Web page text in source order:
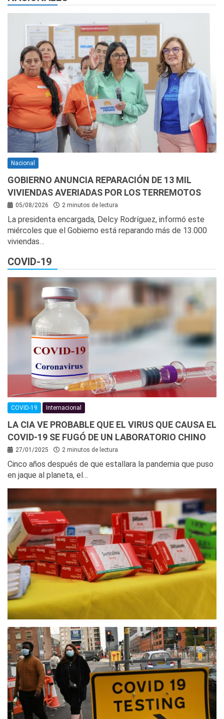
Nacional
GOBIERNO ANUNCIA REPARACIÓN DE 13 MIL
VIVIENDAS AVERIADAS POR LOS TERREMOTOS
05/08/2026 2 minutos de lectura
La presidenta encargada, Delcy Rodríguez, informó este
miércoles que el Gobierno está reparando más de 13.000
viviendas…
COVID-19
COVID-19 Internacional
LA CIA VE PROBABLE QUE EL VIRUS QUE CAUSA EL
COVID-19 SE FUGÓ DE UN LABORATORIO CHINO
27/01/2025 2 minutos de lectura
Cinco años después de que estallara la pandemia que puso
en jaque al planeta, el…